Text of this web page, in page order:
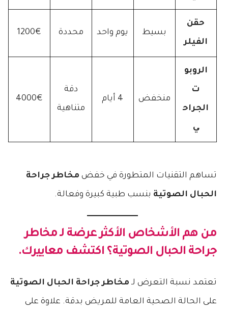
حقن
الفيلر
بسيط يوم واحد محددة 1200€
الروبو
ت
الجراح
ي
منخفض 4 أيام
دقة
متناهية
4000€
تساهم التقنيات المتطورة في خفض مخاطر جراحة
الحبال الصوتية بنسب طبية كبيرة وفعالة.
من هم الأشخاص الأكثر عرضة لـ مخاطر
جراحة الحبال الصوتية؟ اكتشف معاييرك.
تعتمد نسبة التعرض لـ مخاطر جراحة الحبال الصوتية
على الحالة الصحية العامة للمريض بدقة. علاوة على